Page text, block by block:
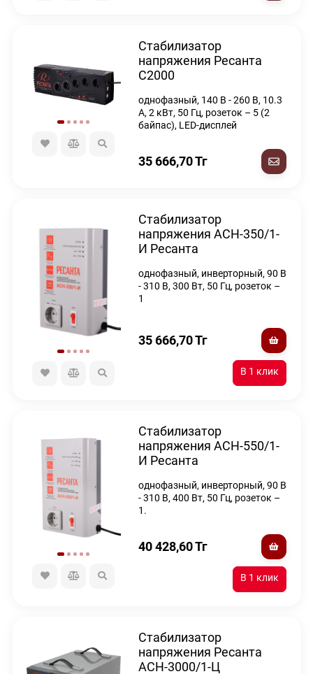
Стабилизатор
напряжения Ресанта
С2000
однофазный, 140 В - 260 В, 10.3
А, 2 кВт, 50 Гц, розеток – 5 (2
байпас), LED-дисплей
35 666,70Тг
Стабилизатор
напряжения АСН-350/1-
И Ресанта
однофазный, инверторный, 90 В
- 310 В, 300 Вт, 50 Гц, розеток –
1
35 666,70Тг
Стабилизатор
напряжения АСН-550/1-
И Ресанта
однофазный, инверторный, 90 В
- 310 В, 400 Вт, 50 Гц, розеток –
1.
40 428,60Тг
Стабилизатор
напряжения Ресанта
АСН-3000/1-Ц